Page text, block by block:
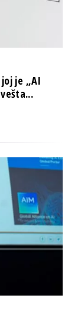
je „AI